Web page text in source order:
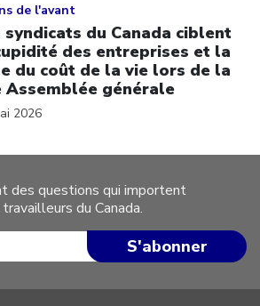
de l'avant
syndicats du Canada ciblent
des entreprises et la
du coût de la vie lors de la
Assemblée générale
2026
des questions qui importent
du Canada.